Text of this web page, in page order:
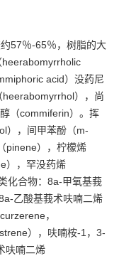
57％-65％，树脂的大
acid）没药尼
），尚
（commiferin）。挥
），间甲苯酚（m-
pinene），柠檬烯
），罕没药烯
化合物：8a-甲氧基莪
乙酸基莪术呋喃二烯
，
），呋喃桉-1，3-
呋喃二烯